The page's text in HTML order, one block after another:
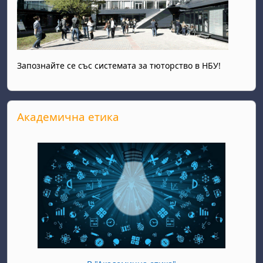
Запознайте се със системата за тюторство в НБУ!
Passer Академична етика
Академична етика